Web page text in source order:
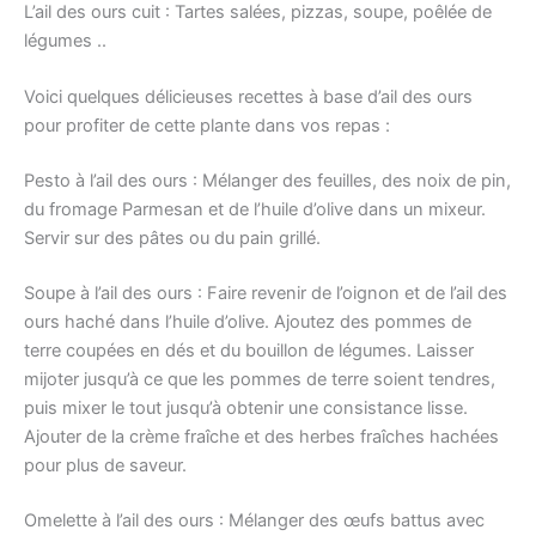
L’ail des ours cuit : Tartes salées, pizzas, soupe, poêlée de
légumes ..
Voici quelques délicieuses recettes à base d’ail des ours
pour profiter de cette plante dans vos repas :
Pesto à l’ail des ours : Mélanger des feuilles, des noix de pin,
du fromage Parmesan et de l’huile d’olive dans un mixeur.
Servir sur des pâtes ou du pain grillé.
Soupe à l’ail des ours : Faire revenir de l’oignon et de l’ail des
ours haché dans l’huile d’olive. Ajoutez des pommes de
terre coupées en dés et du bouillon de légumes. Laisser
mijoter jusqu’à ce que les pommes de terre soient tendres,
puis mixer le tout jusqu’à obtenir une consistance lisse.
Ajouter de la crème fraîche et des herbes fraîches hachées
pour plus de saveur.
Omelette à l’ail des ours : Mélanger des œufs battus avec